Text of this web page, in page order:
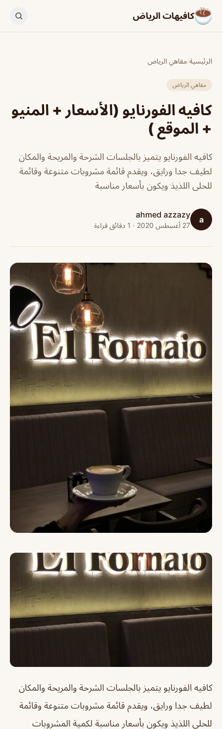
كافيهات الرياض
الرئيسية/مقاهي الرياض
مقاهي الرياض
كافيه الفورنايو (الأسعار + المنيو
+ الموقع )
كافيه الفورنايو يتميز بالجلسات الشرحة والمريحة والمكان
لطيف جدا ورايق، ويقدم قائمة مشروبات متنوعة وقائمة
للحلى اللذيذ ويكون بأسعار مناسبة
a
ahmed azzazy
27 أغسطس 2020 · 1 دقائق قراءة
كافيه الفورنايو يتميز بالجلسات الشرحة والمريحة والمكان
لطيف جدا ورايق، ويقدم قائمة مشروبات متنوعة وقائمة
للحلى اللذيذ ويكون بأسعار مناسبة لكمية المشروبات